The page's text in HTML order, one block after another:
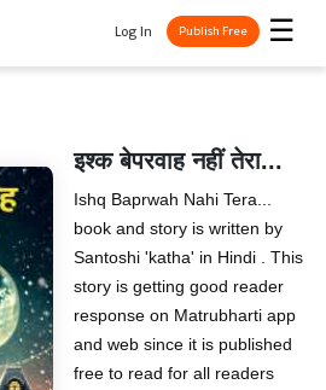
☰
Log In Publish Free
इश्क बेपरवाह नहीं तेरा...
Ishq Baprwah Nahi Tera...
book and story is written by
Santoshi 'katha' in Hindi . This
story is getting good reader
response on Matrubharti app
and web since it is published
free to read for all readers